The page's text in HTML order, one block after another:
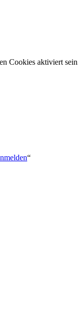
Cookies aktiviert
“